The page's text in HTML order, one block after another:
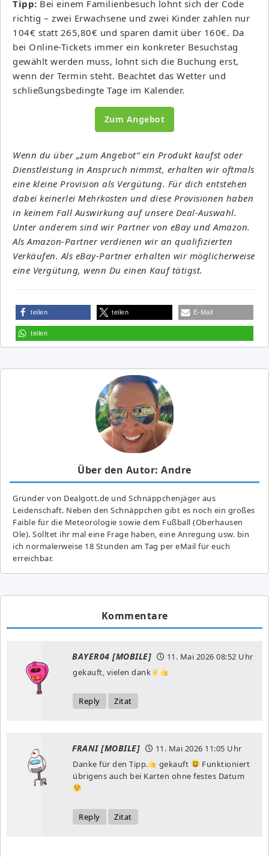
Tipp: Bei einem Familienbesuch lohnt sich der Code
richtig – zwei Erwachsene und zwei Kinder zahlen nur
104€ statt 265,80€ und sparen damit über 160€. Da
bei Online-Tickets immer ein konkreter Besuchstag
gewählt werden muss, lohnt sich die Buchung erst,
wenn der Termin steht. Beachtet das Wetter und
schließungsbedingte Tage im Kalender.
Zum Angebot
Wenn du über „zum Angebot“ ein Produkt kaufst oder
Dienstleistung in Anspruch nimmst, erhalten wir oftmals
eine kleine Provision als Vergütung. Für dich entstehen
dabei keinerlei Mehrkosten und diese Provisionen haben
in keinem Fall Auswirkung auf unsere Deal-Auswahl.
Unter anderem sind wir Partner von eBay und Amazon.
Als Amazon-Partner verdienen wir an qualifizierten
Verkäufen. Als eBay-Partner erhalten wir möglicherweise
eine Vergütung, wenn Du einen Kauf tätigst.
teilen teilen E-Mail
teilen
Über den Autor: Andre
Gründer von Dealgott.de und Schnäppchenjäger aus
Leidenschaft. Neben den Schnäppchen gibt es noch ein großes
Fai­ble für die Meteorologie sowie dem Fußball (Oberhausen
Ole). Solltet ihr mal eine Frage haben, eine Anregung usw. bin
ich normalerweise 18 Stunden am Tag per eMail für euch
erreichbar.
Kommentare
BAYER04 [MOBILE] 11. Mai 2026 08:52 Uhr
gekauft, vielen dank
Reply Zitat
FRANI [MOBILE] 11. Mai 2026 11:05 Uhr
Danke für den Tipp.
gekauft
Funktioniert
übrigens auch bei Karten ohne festes Datum
Reply Zitat